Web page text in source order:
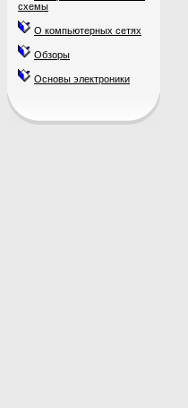
схемы
О компьютерных сетях
Обзоры
Основы электроники